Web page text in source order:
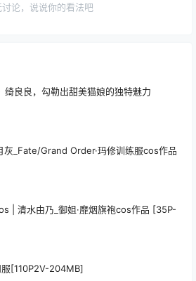
讨论，说说你的看法吧
绮良良，勾勒出甜美猫娘的独特魅力
_Fate/Grand Order·玛修训练服cos作品
| 清水由乃_御姐·靡烟旗袍cos作品 [35P-
[110P2V-204MB]